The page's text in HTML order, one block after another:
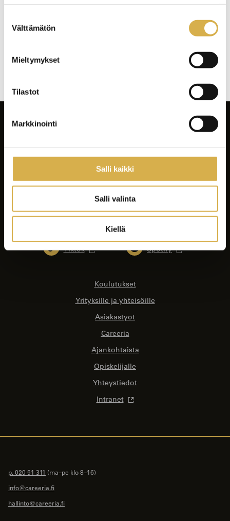
valinta
Välttämätön
Mieltymykset
Tilastot
Markkinointi
Salli kaikki
Salli valinta
Kiellä
selaus
Tiktok Spotify
Koulutukset
Yrityksille ja yhteisöille
Asiakastyöt
Careeria
Ajankohtaista
Opiskelijalle
Yhteystiedot
Intranet
p. 020 51 311 (ma–pe klo 8–16)
info@careeria.fi
hallinto@careeria.fi